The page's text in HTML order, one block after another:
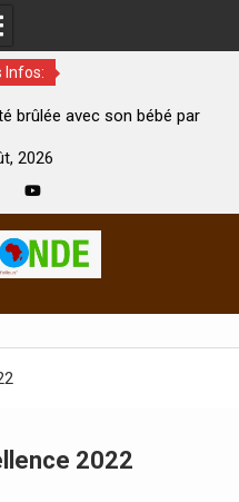
Infos:
avec son bébé par
2026
2022